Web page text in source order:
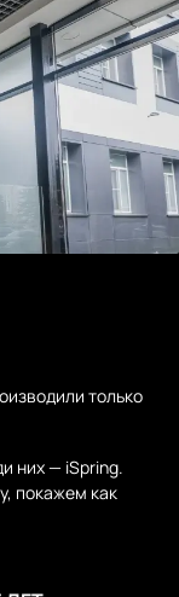
только
них — iSpring.
покажем как